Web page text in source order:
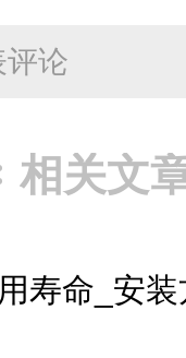
评论
相关文
寿命_安装